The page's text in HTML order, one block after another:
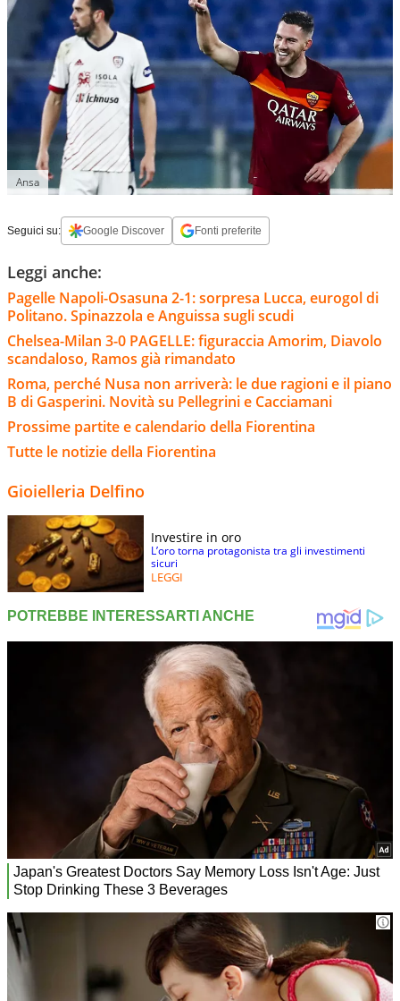
Ansa
Seguici su: Google Discover Fonti preferite
Leggi anche:
Pagelle Napoli-Osasuna 2-1: sorpresa Lucca, eurogol di
Politano. Spinazzola e Anguissa sugli scudi
Chelsea-Milan 3-0 PAGELLE: figuraccia Amorim, Diavolo
scandaloso, Ramos già rimandato
Roma, perché Nusa non arriverà: le due ragioni e il piano
B di Gasperini. Novità su Pellegrini e Cacciamani
Prossime partite e calendario della Fiorentina
Tutte le notizie della Fiorentina
Gioielleria Delfino
Investire in oro
L’oro torna protagonista tra gli investimenti
sicuri
LEGGI